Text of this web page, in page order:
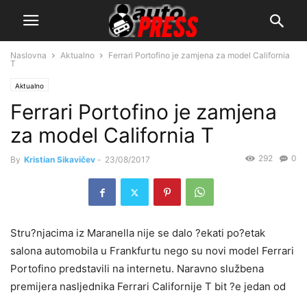
Naslovna Aktualno
Ferrari Portofino je zamjena za model California
T
Aktualno
Ferrari Portofino je zamjena
za model California T
By Kristian Sikavičev - 23/08/2017 0
292
Stru?njacima iz Maranella nije se dalo ?ekati po?etak
salona automobila u Frankfurtu nego su novi model Ferrari
Portofino predstavili na internetu. Naravno službena
premijera nasljednika Ferrari Californije T bit ?e jedan od